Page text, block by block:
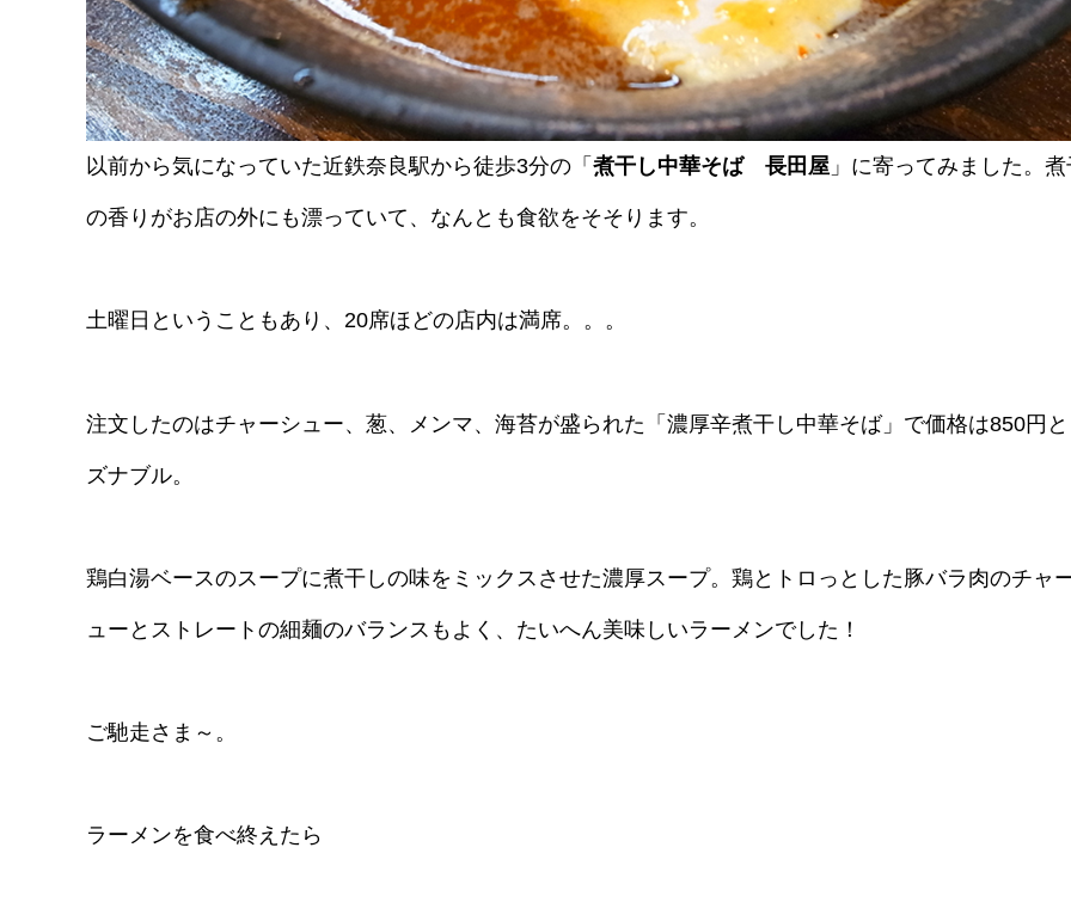
以前から気になっていた近鉄奈良駅から徒歩3分の「 煮干し中華そば 長田屋 」に寄ってみました。
の香りがお店の外にも漂っていて、なんとも食欲をそそります。
土曜日ということもあり、20席ほどの店内は満席。。。
注文したのはチャーシュー、葱、メンマ、海苔が盛られた「濃厚辛煮干し中華そば」で価格は850円
ズナブル。
鶏白湯ベースのスープに煮干しの味をミックスさせた濃厚スープ。鶏とトロっとした豚バラ肉のチャ
ューとストレートの細麺のバランスもよく、たいへん美味しいラーメンでした！
ご馳走さま～。
ラーメンを食べ終えたら